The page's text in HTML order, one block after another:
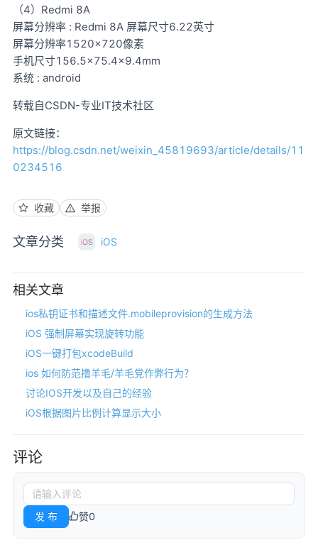
（4）Redmi 8A
屏幕分辨率 : Redmi 8A 屏幕尺寸6.22英寸
屏幕分辨率1520×720像素
手机尺寸156.5×75.4×9.4mm
系统 : android
转载自CSDN-专业IT技术社区
原文链接：
https://blog.csdn.net/weixin_45819693/article/details/11
0234516
收藏 举报
文章分类 iOS
相关文章
ios私钥证书和描述文件.mobileprovision的生成方法
iOS 强制屏幕实现旋转功能
iOS一键打包xcodeBuild
ios 如何防范撸羊毛/羊毛党作弊行为？
讨论IOS开发以及自己的经验
iOS根据图片比例计算显示大小
评论
发 布 赞0